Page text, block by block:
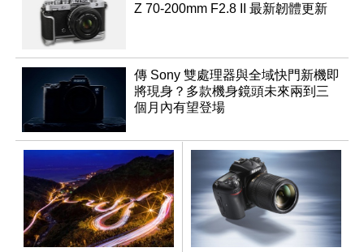
Z 70-200mm F2.8 II 最新韌體更新
傳 Sony 雙處理器與全域快門新機即
將現身？多款機身鏡頭未來兩到三
個月內有望登場